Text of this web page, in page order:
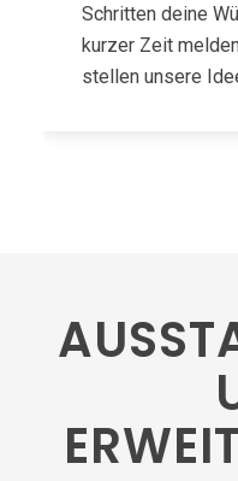
Schritten deine
kurzer Zeit
stellen unsere